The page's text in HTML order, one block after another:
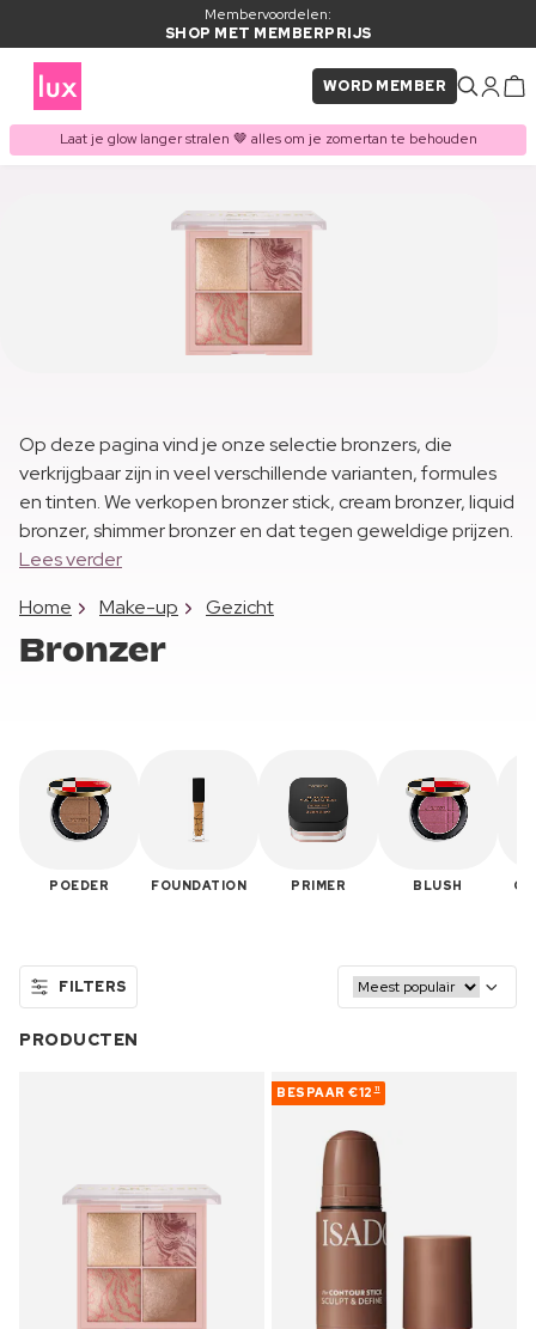
Membervoordelen:
SHOP MET MEMBERPRIJS
WORD MEMBER
Laat je glow langer stralen 🤎 alles om je zomertan te behouden
Op deze pagina vind je onze selectie bronzers, die
verkrijgbaar zijn in veel verschillende varianten, formules
en tinten. We verkopen bronzer stick, cream bronzer, liquid
bronzer, shimmer bronzer en dat tegen geweldige prijzen.
Lees verder
Home
Make-up Gezicht
Bronzer
POEDER FOUNDATION PRIMER BLUSH
FILTERS
PRODUCTEN
BESPAAR €12 11